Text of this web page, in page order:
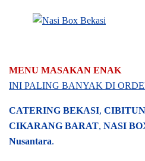
MENU MASAKAN ENAK
INI PALING BANYAK DI
CATERING BEKASI,
CIKARANG BARAT, NASI
Nusantara.